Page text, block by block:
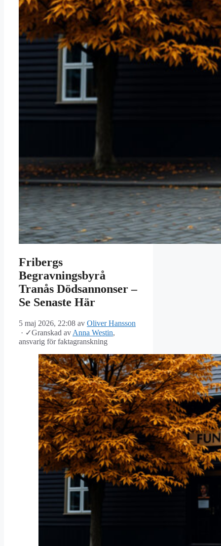
Fribergs
Begravningsbyrå
Tranås Dödsannonser –
Se Senaste Här
5 maj 2026, 22:08 av Oliver Hansson
· ✓Granskad av Anna Westin,
ansvarig för faktagranskning